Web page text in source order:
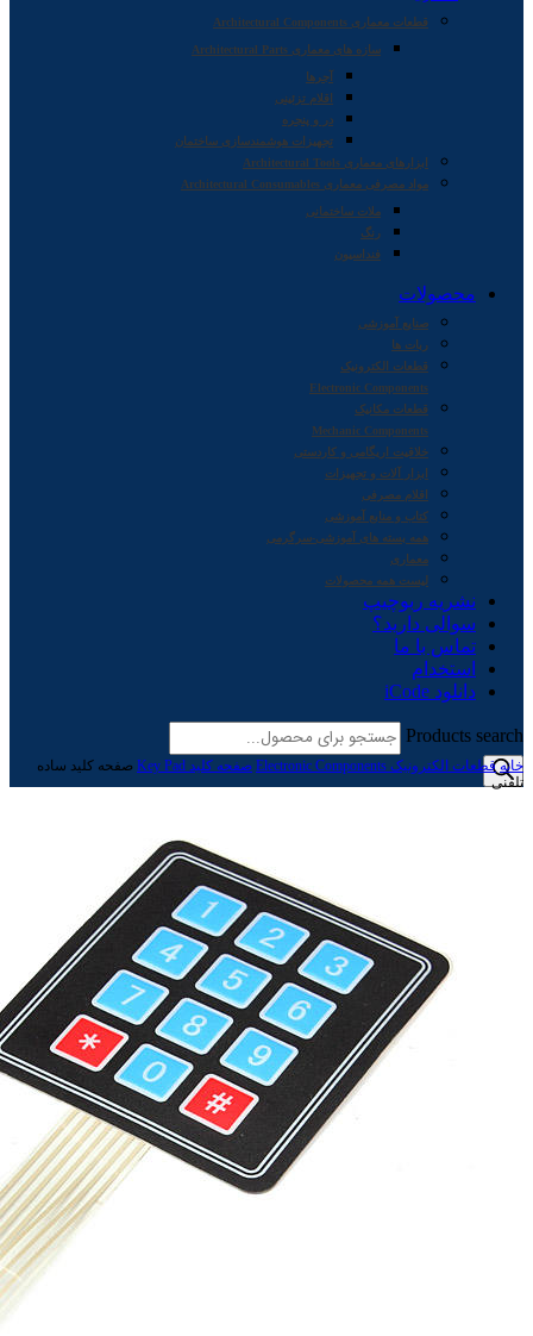
قطعات معماری Architectural Components
سازه های معماری Architectural Parts
آجرها
اقلام تزئینی
در و پنجره
تجهیزات هوشمندسازی ساختمان
ابزارهای معماری Architectural Tools
مواد مصرفی معماری Architectural Consumables
ملات ساختمانی
رنگ
فنداسیون
محصولات
صنایع آموزشی
ربات ها
قطعات الکترونیک
Electronic Components
قطعات مکانیک
Mechanic Components
خلاقیت اریگامی و کاردستی
ابزار آلات و تجهیزات
اقلام مصرفی
کتاب و منابع آموزشی
همه بسته های آموزشی-سرگرمی
معماری
لیست همه محصولات
نشریه ربوچیپ
سوالی دارید؟
تماس با ما
استخدام
دانلود iCode
Products search
خانه قطعات الکترونیک Electronic Components صفحه کلید Key Pad
صفحه کلید ساده
تلفنی